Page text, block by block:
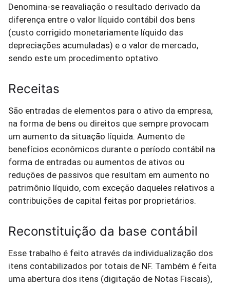
Denomina-se reavaliação o resultado derivado da
diferença entre o valor líquido contábil dos bens
(custo corrigido monetariamente líquido das
depreciações acumuladas) e o valor de mercado,
sendo este um procedimento optativo.
Receitas
São entradas de elementos para o ativo da empresa,
na forma de bens ou direitos que sempre provocam
um aumento da situação líquida. Aumento de
benefícios econômicos durante o período contábil na
forma de entradas ou aumentos de ativos ou
reduções de passivos que resultam em aumento no
patrimônio líquido, com exceção daqueles relativos a
contribuições de capital feitas por proprietários.
Reconstituição da base contábil
Esse trabalho é feito através da individualização dos
itens contabilizados por totais de NF. Também é feita
uma abertura dos itens (digitação de Notas Fiscais),